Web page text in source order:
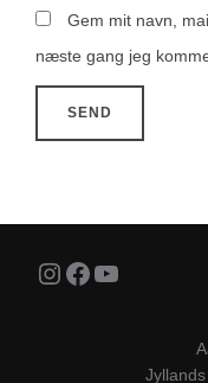
Gem mit navn,
næste gang jeg
Instagram
Facebook
YouTube